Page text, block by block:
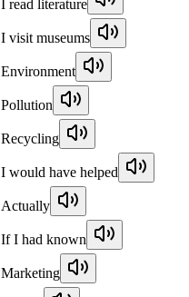
I read literature
I visit museums
Environment
Pollution
Recycling
I would have helped
Actually
If I had known
Marketing